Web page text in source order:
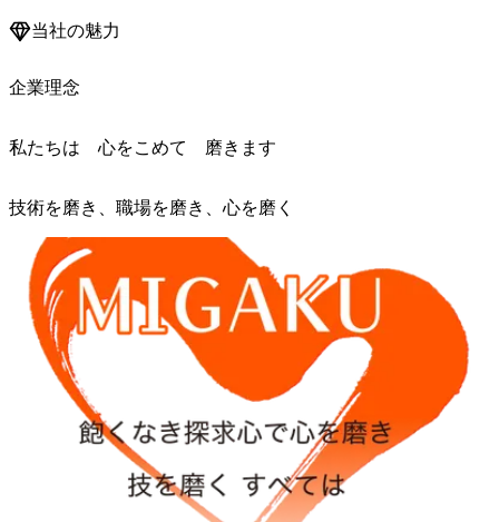
当社の魅力
企業理念
私たちは 心をこめて 磨きます
技術を磨き、職場を磨き、心を磨く